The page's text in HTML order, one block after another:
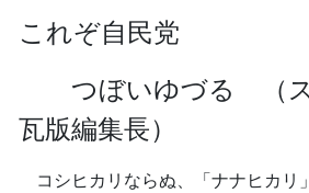
これぞ自民党
つぼいゆづる （ス
瓦版編集長）
コシヒカリならぬ、「ナナヒカリ